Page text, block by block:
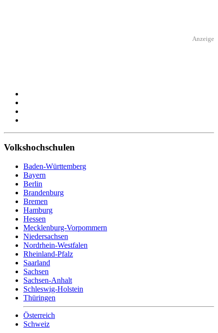
Anzeige
Volkshochschulen
Baden-Württemberg
Bayern
Berlin
Brandenburg
Bremen
Hamburg
Hessen
Mecklenburg-Vorpommern
Niedersachsen
Nordrhein-Westfalen
Rheinland-Pfalz
Saarland
Sachsen
Sachsen-Anhalt
Schleswig-Holstein
Thüringen
Österreich
Schweiz